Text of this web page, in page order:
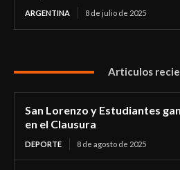
ARGENTINA 8 de julio de 2025
Articulos
San Lorenzo y Estudiantes
en el Clausura
DEPORTE 8 de agosto de 2025